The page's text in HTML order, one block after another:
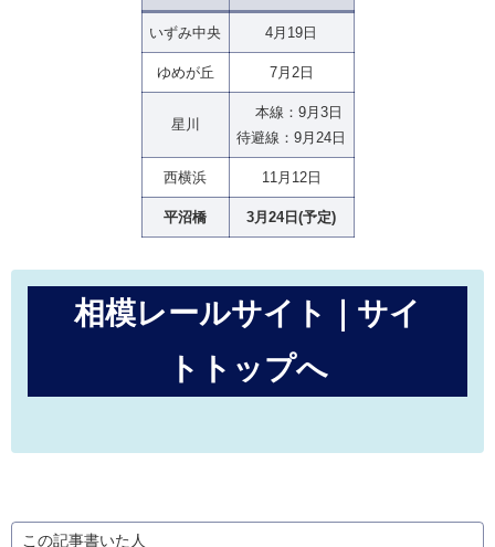
いずみ中央 4月19日
ゆめが丘 7月2日
星川
本線：9月3日
待避線：9月24日
西横浜 11月12日
平沼橋 3月24日(予定)
相模レールサイト｜サイ
トトップへ
この記事書いた人